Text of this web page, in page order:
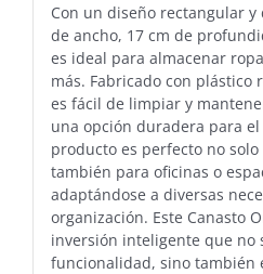
Con un diseño rectangular y
de ancho, 17 cm de
es ideal para almacenar
más. Fabricado con plástico
es fácil de limpiar y
una opción duradera para el
producto es perfecto no
también para oficinas o
adaptándose a diversas
organización. Este Canasto
inversión inteligente que no
funcionalidad, sino también